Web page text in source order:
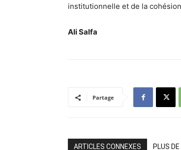
institutionnelle et de la
Ali Salfa
Partage
ARTICLES CONNEXES PLUS